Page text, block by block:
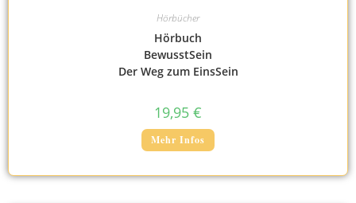
Hörbücher
Hörbuch
BewusstSein
Der Weg zum EinsSein
19,95 €
Mehr Infos